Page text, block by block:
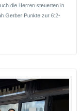
die Herren steuerten in
Gerber Punkte zur 6:2-